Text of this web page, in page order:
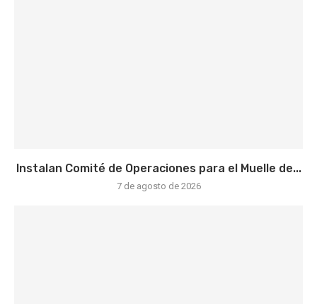
Instalan Comité de Operaciones para el Muelle de...
7 de agosto de 2026